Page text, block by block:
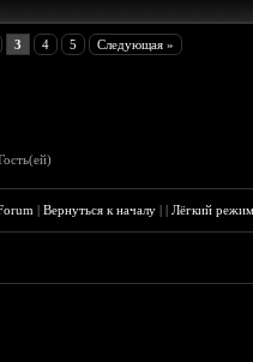
3 4 5 Следующая »
|Вернуться к началу ||Лёгкий